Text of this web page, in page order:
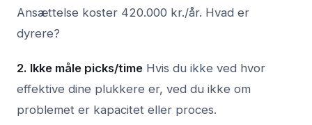
Ansættelse koster 420.000 kr./år. Hvad er
dyrere?
2. Ikke måle picks/time Hvis du ikke ved hvor
effektive dine plukkere er, ved du ikke om
problemet er kapacitet eller proces.